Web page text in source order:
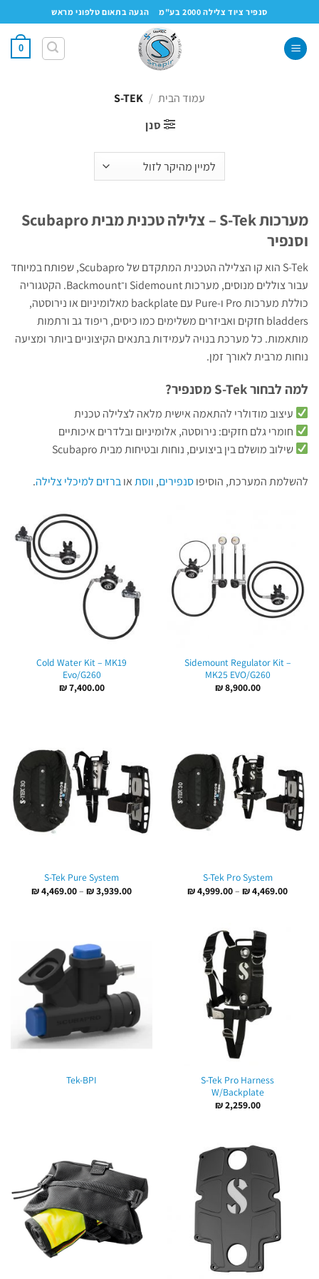
to
content
סנפיר ציוד צלילה 2000 בע"מ הגעה בתאום טלפוני מראש
0
עמוד הבית /
S-TEK
סנן
מערכות S-Tek – צלילה טכנית מבית Scubapro
וסנפיר
S-Tek הוא קו הצלילה הטכנית המתקדם של Scubapro, שפותח במיוחד
עבור צוללים מנוסים, מערכות Sidemount ו־Backmount. הקטגוריה
כוללת מערכות Pro ו‑Pure עם backplate מאלומיניום או נירוסטה,
bladders חזקים ואביזרים משלימים כמו כיסים, ריפוד גב ורתמות
מותאמות. כל מערכת בנויה לעמידות בתנאים הקיצוניים ביותר ומציעה
נוחות מרבית לאורך זמן.
למה לבחור S-Tek מסנפיר?
עיצוב מודולרי להתאמה אישית מלאה לצלילה טכנית
חומרי גלם חזקים: נירוסטה, אלומיניום ובלדרים איכותיים
שילוב מושלם בין ביצועים, נוחות ובטיחות מבית Scubapro
להשלמת המערכת, הוסיפוסנפירים, ווסתאוברזים למיכלי צלילה.
Sidemount Regulator Kit –
MK25 EVO/G260
₪8,900.00
Cold Water Kit – MK19
Evo/G260
₪7,400.00
S-Tek Pro System
₪4,469.00
–
₪4,999.00 טווח
S-Tek Pure System
₪3,939.00
–
₪4,469.00 טווח
S-Tek Pro Harness
W/Backplate
₪2,259.00
Tek-BPI